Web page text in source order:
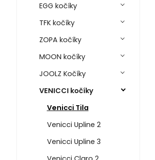
EGG kočíky
TFK kočíky
ZOPA kočíky
MOON kočíky
JOOLZ Kočíky
VENICCI kočíky
Venicci Tila
Venicci Upline 2
Venicci Upline 3